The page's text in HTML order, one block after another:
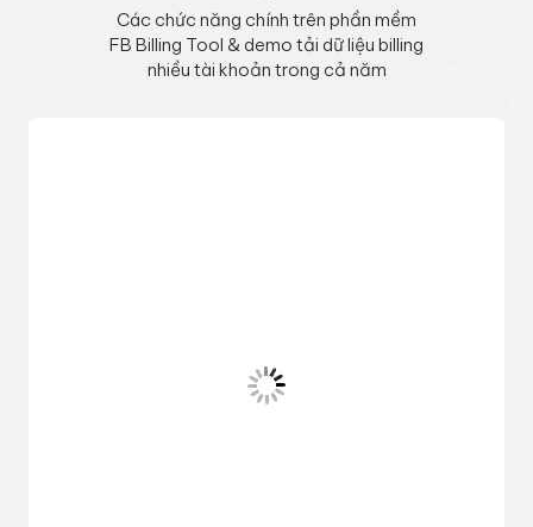
Các chức năng chính trên phần mềm
FB Billing Tool & demo tải dữ liệu billing
nhiều tài khoản trong cả năm